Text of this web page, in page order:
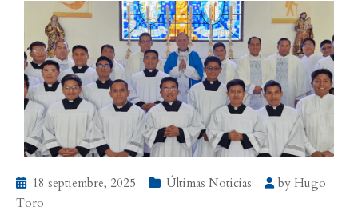
18 septiembre, 2025 Últimas Noticias by Hugo
Toro